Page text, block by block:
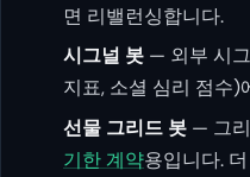
면 리밸런싱합니다.
시그널 봇 — 외부 시
지표, 소셜 심리 점수)
선물 그리드 봇 — 그
기한 계약용입니다.